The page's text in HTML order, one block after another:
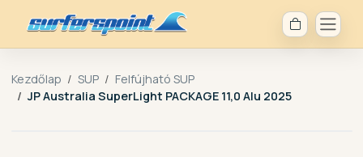
Kezdőlap SUP
Felfújható SUP
JP Australia SuperLight PACKAGE 11,0 Alu 2025